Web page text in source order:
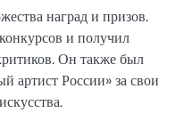
наград и призов.
и получил
Он также был
артист России» за свои